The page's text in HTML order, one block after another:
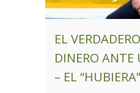
EL
DINERO ANTE
– EL “HUBIERA”